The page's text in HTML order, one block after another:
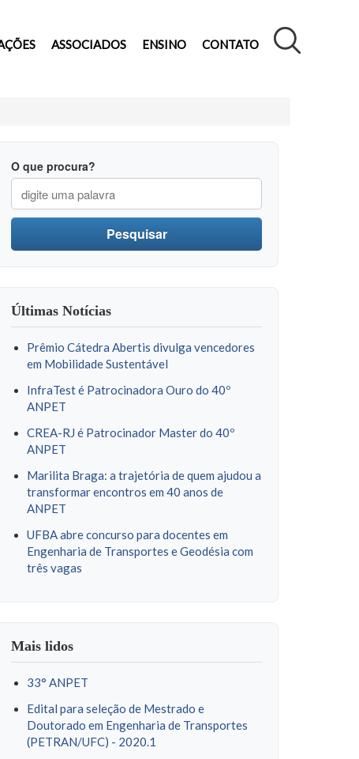
ASSOCIADOS ENSINO CONTATO
O que procura?
Pesquisar
Últimas Notícias
Prêmio Cátedra Abertis divulga vencedores
em Mobilidade Sustentável
InfraTest é Patrocinadora Ouro do 40º
ANPET
CREA-RJ é Patrocinador Master do 40º
ANPET
Marilita Braga: a trajetória de quem ajudou a
transformar encontros em 40 anos de
ANPET
UFBA abre concurso para docentes em
Engenharia de Transportes e Geodésia com
três vagas
Mais lidos
33° ANPET
Edital para seleção de Mestrado e
Doutorado em Engenharia de Transportes
(PETRAN/UFC) - 2020.1